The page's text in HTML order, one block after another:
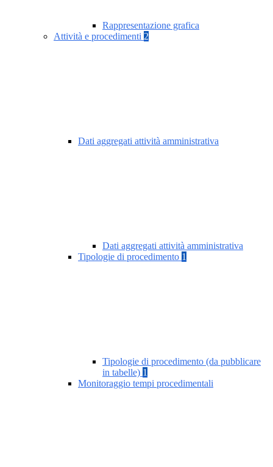
Rappresentazione grafica
Attività e procedimenti 2
Dati aggregati attività amministrativa
Dati aggregati attività amministrativa
Tipologie di procedimento 1
Tipologie di procedimento (da pubblicare
in tabelle) 1
Monitoraggio tempi procedimentali